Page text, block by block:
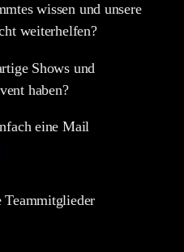
wissen und unsere
weiterhelfen?
Shows und
haben?
eine Mail
Teammitglieder